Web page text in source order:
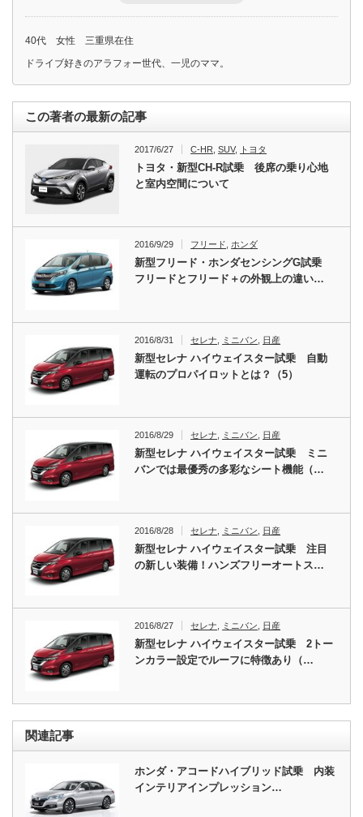
40代 女性 三重県在住
ドライブ好きのアラフォー世代、一児のママ。
この著者の最新の記事
2017/6/27 C-HR ,SUV, トヨタ
トヨタ・新型CH-R試乗 後席の乗り心地
と室内空間について
2016/9/29 フリード,ホンダ
新型フリード・ホンダセンシングG試乗
フリードとフリード＋の外観上の違い…
2016/8/31 セレナ ミニバン 日産
新型セレナ ハイウェイスター試乗 自動
運転のプロパイロットとは？（5）
2016/8/29 セレナ ミニバン 日産
新型セレナ ハイウェイスター試乗 ミニ
バンでは最優秀の多彩なシート機能（…
2016/8/28 セレナ ミニバン 日産
新型セレナ ハイウェイスター試乗 注目
の新しい装備！ハンズフリーオートス…
2016/8/27 セレナ ミニバン 日産
新型セレナ ハイウェイスター試乗 2トー
ンカラー設定でルーフに特徴あり（…
関連記事
ホンダ・アコードハイブリッド試乗 内装
インテリアインプレッション…